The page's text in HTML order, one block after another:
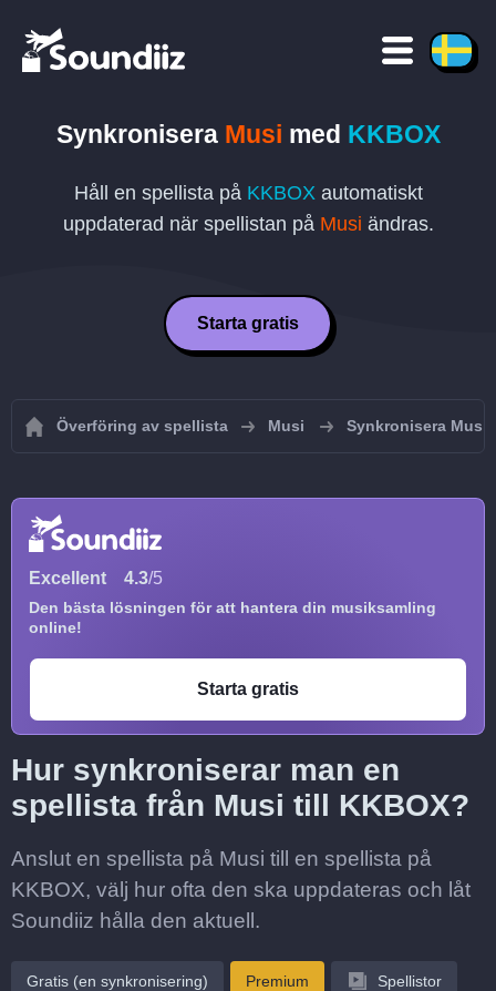
Synkronisera Musi med KKBOX
Håll en spellista på KKBOXautomatiskt
uppdaterad när spellistan på Musi ändras.
Starta gratis
Överföring av spellista Musi Synkronisera
Excellent 4.3/5
Den bästa lösningen för att hantera din musiksamling
online!
Starta gratis
Hur synkroniserar man en
spellista från Musi till KKBOX?
Anslut en spellista på Musi till en spellista på
KKBOX, välj hur ofta den ska uppdateras och låt
Soundiiz hålla den aktuell.
Gratis (en synkronisering) Premium Spellistor